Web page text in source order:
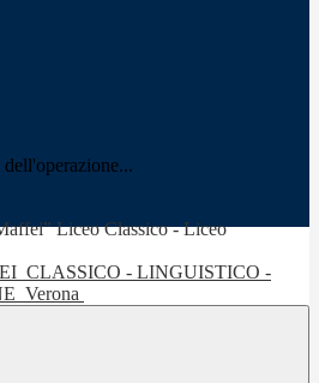
CLASSICO - LINGUISTICO -
Verona